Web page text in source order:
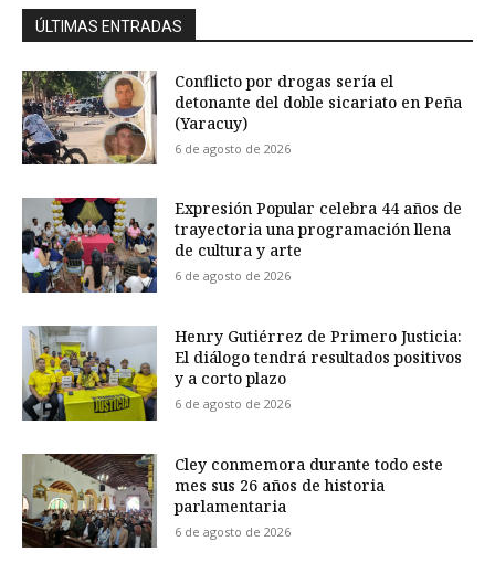
ÚLTIMAS ENTRADAS
Conflicto por drogas sería el
detonante del doble sicariato en Peña
(Yaracuy)
6 de agosto de 2026
Expresión Popular celebra 44 años de
trayectoria una programación llena
de cultura y arte
6 de agosto de 2026
Henry Gutiérrez de Primero Justicia:
El diálogo tendrá resultados positivos
y a corto plazo
6 de agosto de 2026
Cley conmemora durante todo este
mes sus 26 años de historia
parlamentaria
6 de agosto de 2026